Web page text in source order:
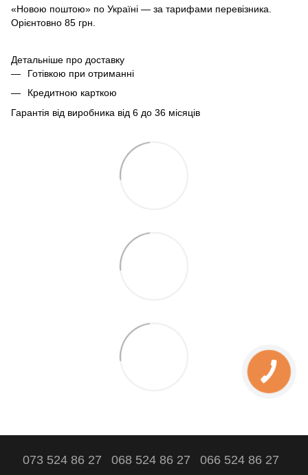
«Новою поштою» по Україні — за тарифами перевізника.
Орієнтовно 85 грн.
Детальніше про доставку
Готівкою при отриманні
Кредитною карткою
Гарантія від виробника від 6 до 36 місяців
073 524 86 27 068 524 86 27 066 524 86 27